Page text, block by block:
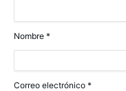
Nombre *
Correo electrónico *